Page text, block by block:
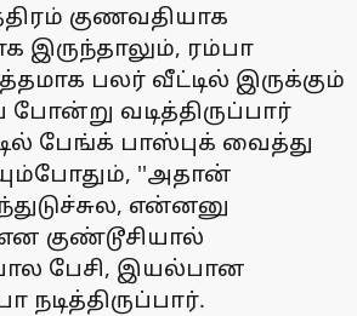
குணவதியாக
இருந்தாலும், ரம்பா
பலர் வீட்டில் இருக்கும்
வடித்திருப்பார்
பேங்க் பாஸ்புக் வைத்து
''அதான்
என்னனு
குண்டூசியால்
பேசி, இயல்பான
நடித்திருப்பார்.